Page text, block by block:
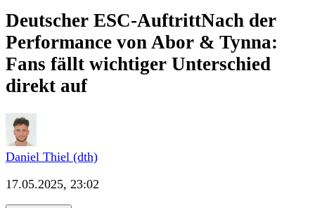
Deutscher ESC-AuftrittNach der
Performance von Abor & Tynna:
Fans fällt wichtiger Unterschied
direkt auf
Daniel Thiel (dth)
17.05.2025, 23:02